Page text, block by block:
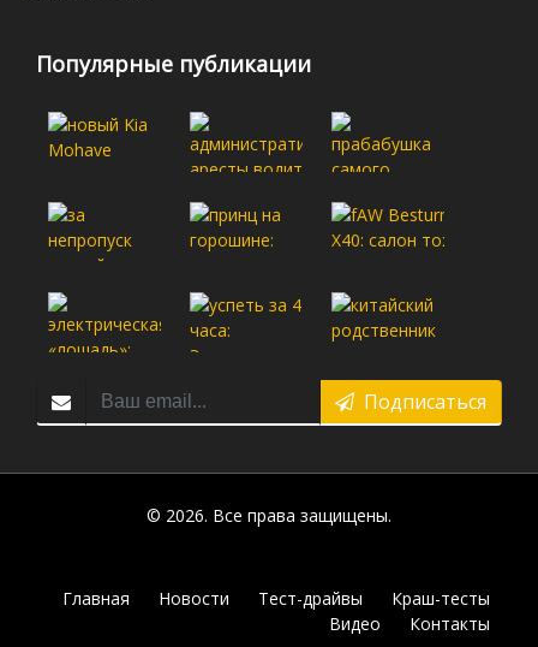
Популярные публикации
Подписаться
© 2026. Все права защищены.
Главная Новости Тест-драйвы
Краш-тесты
Видео
Контакты